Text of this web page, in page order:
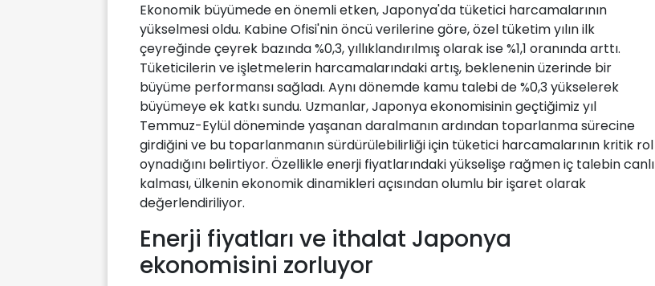
Ekonomik büyümede en önemli etken, Japonya'da tüketici harcamalarının
yükselmesi oldu. Kabine Ofisi'nin öncü verilerine göre, özel tüketim yılın ilk
çeyreğinde çeyrek bazında %0,3, yıllıklandırılmış olarak ise %1,1 oranında arttı.
Tüketicilerin ve işletmelerin harcamalarındaki artış, beklenenin üzerinde bir
büyüme performansı sağladı. Aynı dönemde kamu talebi de %0,3 yükselerek
büyümeye ek katkı sundu. Uzmanlar, Japonya ekonomisinin geçtiğimiz yıl
Temmuz-Eylül döneminde yaşanan daralmanın ardından toparlanma sürecine
girdiğini ve bu toparlanmanın sürdürülebilirliği için tüketici harcamalarının kritik rol
oynadığını belirtiyor. Özellikle enerji fiyatlarındaki yükselişe rağmen iç talebin canlı
kalması, ülkenin ekonomik dinamikleri açısından olumlu bir işaret olarak
değerlendiriliyor.
Enerji fiyatları ve ithalat Japonya
ekonomisini zorluyor